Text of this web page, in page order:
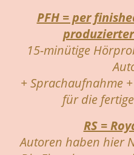
PFH = per
15-minütige
+ Sprachaufnahme
für die
RS =
Autoren haben hier